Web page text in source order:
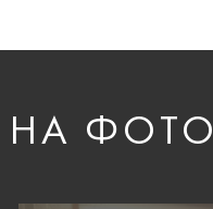
НА ФОТО